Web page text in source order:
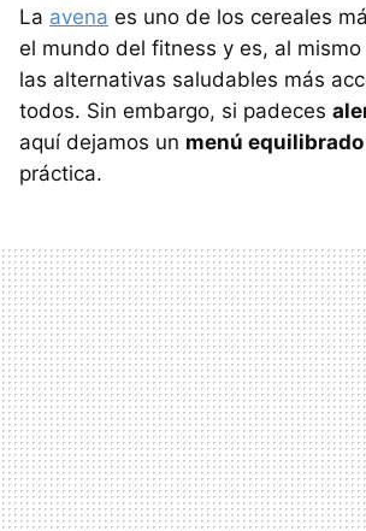
La avena es uno de los cereales
el mundo del fitness y es, al
las alternativas saludables más
todos. Sin embargo, si padeces
aquí dejamos un menú equilibrado
práctica.